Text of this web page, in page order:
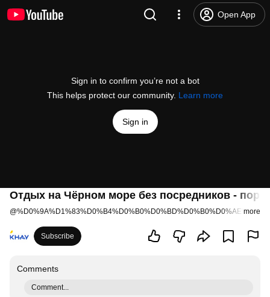
Open App
Sign in to confirm you’re not a bot
This helps protect our community. Learn more
Sign in
Отдых на Чёрном море без посредников -
@ more
Subscribe
Comments
Comment...